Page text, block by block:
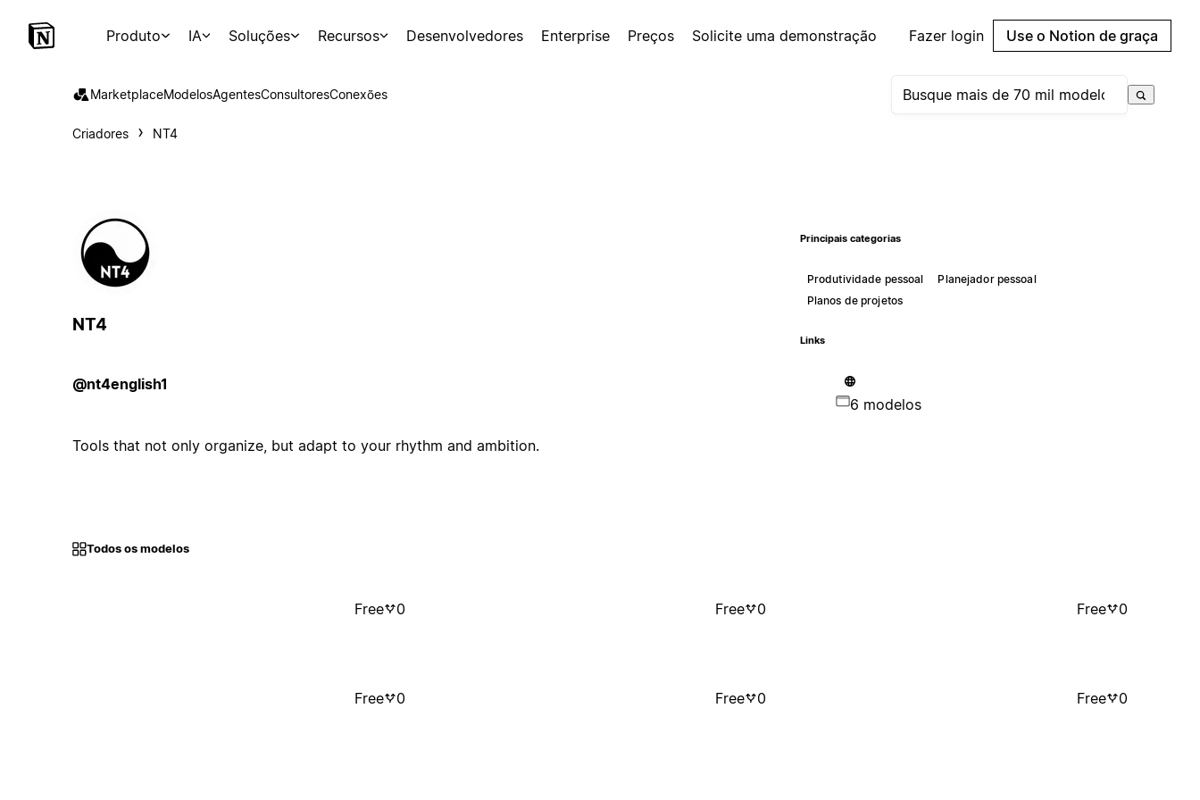
Produto IA Soluções Recursos Desenvolvedores Enterprise Preços Solicite uma demonstração Fazer login Use o Notion de graça
MarketplaceModelosAgentesConsultoresConexões
Criadores NT4
NT4
@nt4english1
Tools that not only organize, but adapt to your rhythm and ambition.
Principais categorias
Produtividade pessoal
Planejador pessoal
Planos de projetos
Links
6 modelos
Todos os modelos
Free 0 Free 0 Free 0
Free 0 Free 0 Free 0